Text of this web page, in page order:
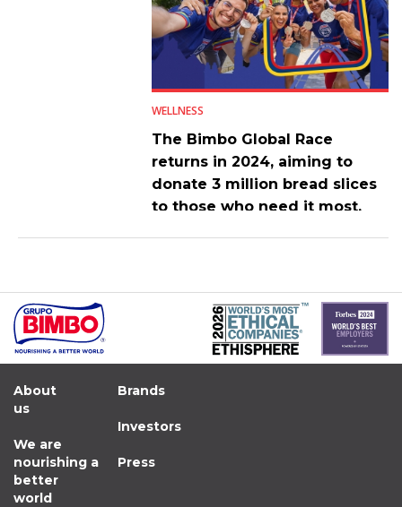
WELLNESS
The Bimbo Global Race
returns in 2024, aiming to
donate 3 million bread slices
to those who need it most.
About
us
We are
nourishing a
better
world
Brands
Investors
Press